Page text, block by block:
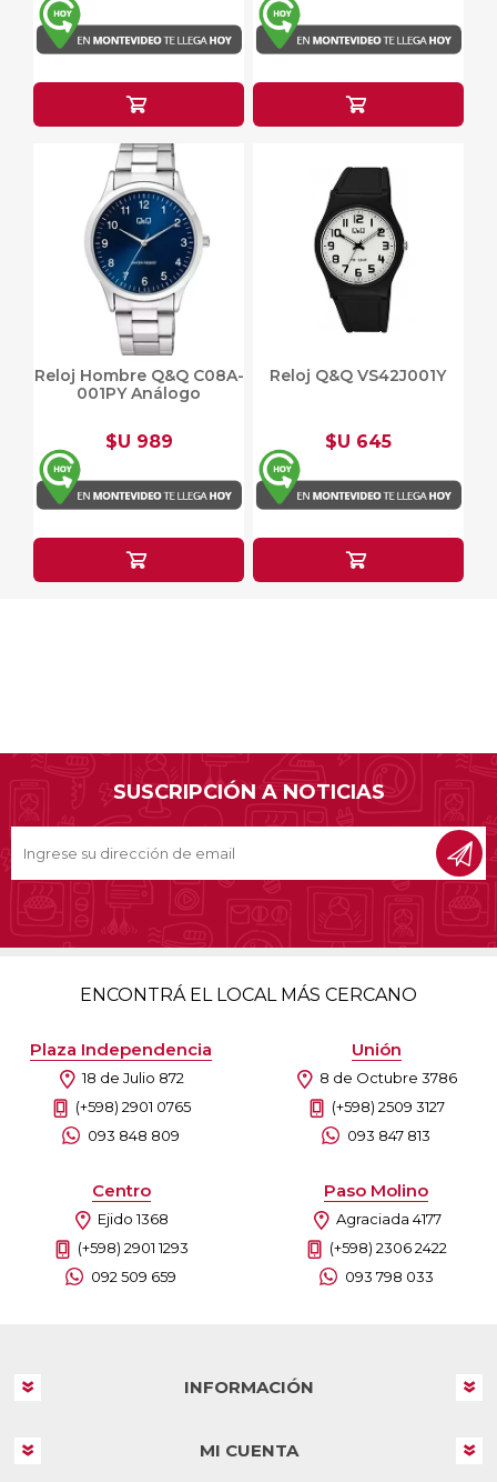
Reloj Hombre Q&Q C08A-
001PY Análogo
$U 989
Reloj Q&Q VS42J001Y
$U 645
SUSCRIPCIÓN A NOTICIAS
ENCONTRÁ EL LOCAL MÁS CERCANO
Plaza Independencia
18 de Julio 872
(+598) 2901 0765
093 848 809
Unión
8 de Octubre 3786
(+598) 2509 3127
093 847 813
Centro
Ejido 1368
(+598) 2901 1293
092 509 659
Paso Molino
Agraciada 4177
(+598) 2306 2422
093 798 033
INFORMACIÓN
MI CUENTA